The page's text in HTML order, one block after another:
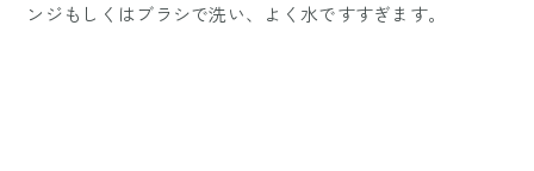
ンジもしくはブラシで洗い、よく水ですすぎます。